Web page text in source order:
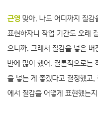
근영 맞아. 나도 어디까지 질감
표현하자니 작업 기간도 오래
으니까. 그래서 질감을 넣은
반에 많이 했어. 결론적으로는
을 넣는 게 좋겠다고 결정했고,
에서 질감을 어떻게 표현했는지